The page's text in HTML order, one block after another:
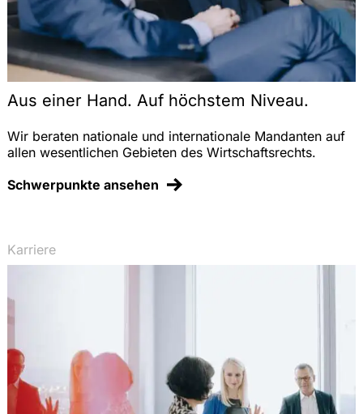
Aus einer Hand. Auf höchstem Niveau.
Wir beraten nationale und internationale Mandanten auf
allen wesentlichen Gebieten des Wirtschaftsrechts.
Schwerpunkte ansehen
Karriere